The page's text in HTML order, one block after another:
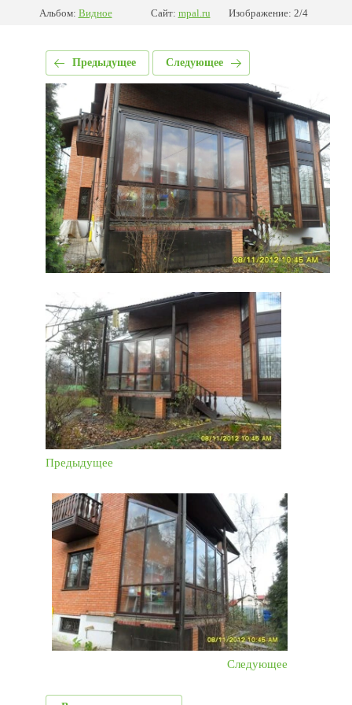
Альбом: Видное Сайт: mpal.ru Изображение: 2/4
Предыдущее Следующее
Предыдущее
Следующее